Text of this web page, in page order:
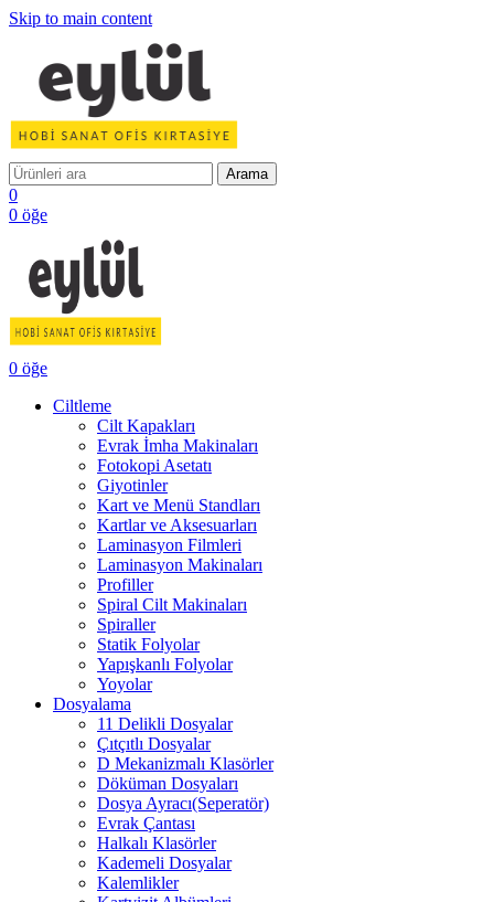
Skip to main content
Arama
0
0 öğe
0 öğe
Ciltleme
Cilt Kapakları
Evrak İmha Makinaları
Fotokopi Asetatı
Giyotinler
Kart ve Menü Standları
Kartlar ve Aksesuarları
Laminasyon Filmleri
Laminasyon Makinaları
Profiller
Spiral Cilt Makinaları
Spiraller
Statik Folyolar
Yapışkanlı Folyolar
Yoyolar
Dosyalama
11 Delikli Dosyalar
Çıtçıtlı Dosyalar
D Mekanizmalı Klasörler
Döküman Dosyaları
Dosya Ayracı(Seperatör)
Evrak Çantası
Halkalı Klasörler
Kademeli Dosyalar
Kalemlikler